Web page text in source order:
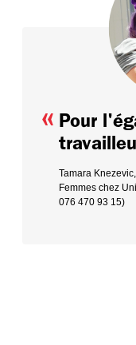
« Pour
Tamara
Femmes chez
076 470 93 15)